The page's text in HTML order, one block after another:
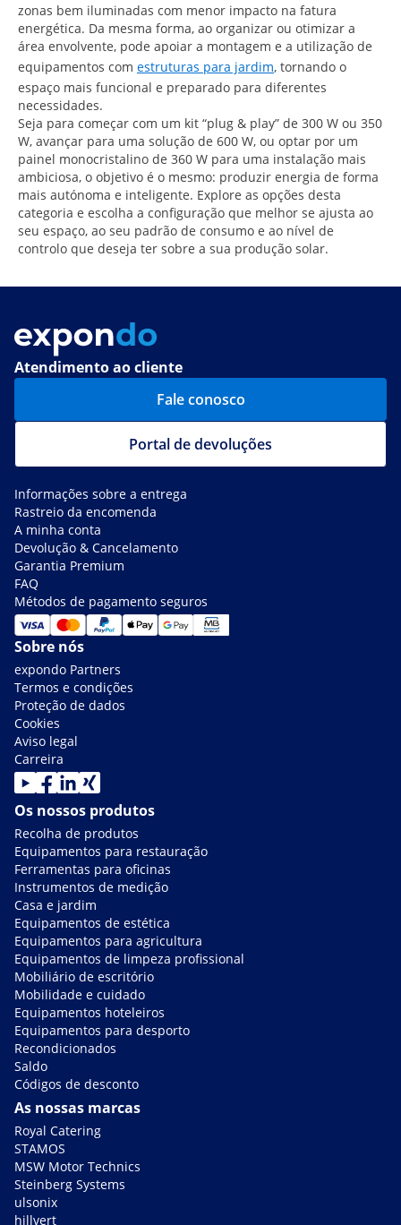
zonas bem iluminadas com menor impacto na fatura
energética. Da mesma forma, ao organizar ou otimizar a
área envolvente, pode apoiar a montagem e a utilização de
equipamentos com estruturas para jardim, tornando o
espaço mais funcional e preparado para diferentes
necessidades.
Seja para começar com um kit “plug & play” de 300 W ou 350
W, avançar para uma solução de 600 W, ou optar por um
painel monocristalino de 360 W para uma instalação mais
ambiciosa, o objetivo é o mesmo: produzir energia de forma
mais autónoma e inteligente. Explore as opções desta
categoria e escolha a configuração que melhor se ajusta ao
seu espaço, ao seu padrão de consumo e ao nível de
controlo que deseja ter sobre a sua produção solar.
Atendimento ao cliente
Fale conosco
Portal de devoluções
Informações sobre a entrega
Rastreio da encomenda
A minha conta
Devolução & Cancelamento
Garantia Premium
FAQ
Métodos de pagamento seguros
Sobre nós
expondo Partners
Termos e condições
Proteção de dados
Cookies
Aviso legal
Carreira
Os nossos produtos
Recolha de produtos
Equipamentos para restauração
Ferramentas para oficinas
Instrumentos de medição
Casa e jardim
Equipamentos de estética
Equipamentos para agricultura
Equipamentos de limpeza profissional
Mobiliário de escritório
Mobilidade e cuidado
Equipamentos hoteleiros
Equipamentos para desporto
Recondicionados
Saldo
Códigos de desconto
As nossas marcas
Royal Catering
STAMOS
MSW Motor Technics
Steinberg Systems
ulsonix
hillvert